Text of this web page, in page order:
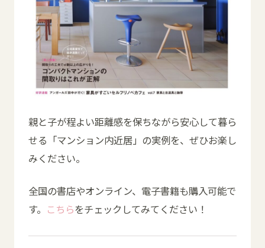
親と子が程よい距離感を保ちながら安心して暮ら
せる「マンション内近居」の実例を、ぜひお楽し
みください。
全国の書店やオンライン、電子書籍も購入可能で
す。 こちらをチェックしてみてください！